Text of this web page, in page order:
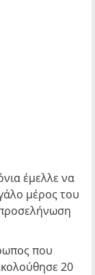
έμελλε να
μέρος του
που
20